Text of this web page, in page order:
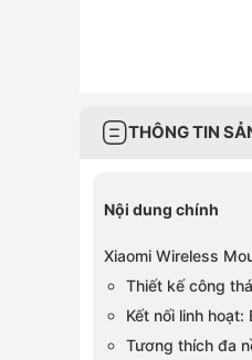
THÔNG TIN
Nội dung chính
Xiaomi Wireless
Thiết kế công
Kết nối linh hoạt:
Tương thích đa